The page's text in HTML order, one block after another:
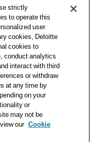
50 000 fiscalistes
pour objectif
Elles ne peuvent
par un
Un soin
articles, néanmoins
relative
contenir.​
strictly
to operate this
user
cookies, Deloitte
cookies to
conduct analytics
interact with third
or withdraw
at any time by
on your
or
may not be
our Cookie